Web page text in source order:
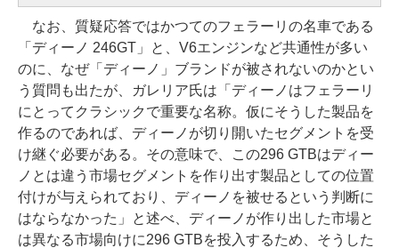
なお、質疑応答ではかつてのフェラーリの名車である
「ディーノ 246GT」と、V6エンジンなど共通性が多い
のに、なぜ「ディーノ」ブランドが被されないのかとい
う質問も出たが、ガレリア氏は「ディーノはフェラーリ
にとってクラシックで重要な名称。仮にそうした製品を
作るのであれば、ディーノが切り開いたセグメントを受
け継ぐ必要がある。その意味で、この296 GTBはディー
ノとは違う市場セグメントを作り出す製品としての位置
付けが与えられており、ディーノを被せるという判断に
はならなかった」と述べ、ディーノが作り出した市場と
は異なる市場向けに296 GTBを投入するため、そうした